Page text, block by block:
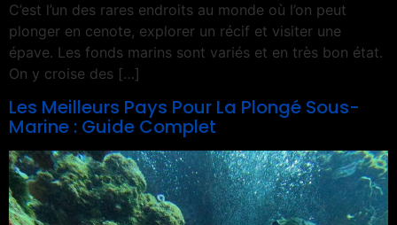
C’est l’un des rares endroits au monde où l’on peut
plonger en cenote, explorer un récif et visiter une
épave. Les fonds marins sont variés et en très bon état.
On y croise des […]
Les Meilleurs Pays Pour La Plongé Sous-
Marine : Guide Complet